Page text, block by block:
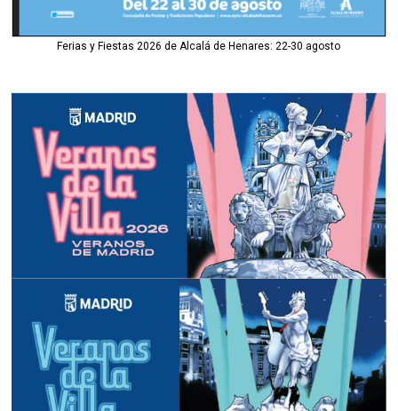
Ferias y Fiestas 2026 de Alcalá de Henares: 22-30 agosto